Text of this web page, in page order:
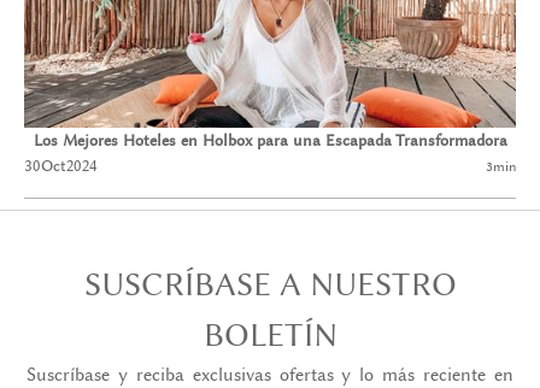
Los Mejores Hoteles en Holbox para una Escapada Transformadora
30Oct2024 3min
SUSCRÍBASE A NUESTRO
BOLETÍN
Suscríbase y reciba exclusivas ofertas y lo más reciente en